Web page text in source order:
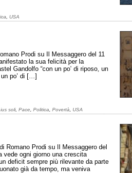
USA
Prodi su Il Messaggero del 11
la sua felicità per la
Gandolfo “con un po’ di riposo, un
un po’ di […]
ius soli, Pace Politica Povertà USA
Romano Prodi su Il Messaggero del
vede ogni giorno una crescita
deficit sempre più rilevante da parte
già da tempo, ma veniva